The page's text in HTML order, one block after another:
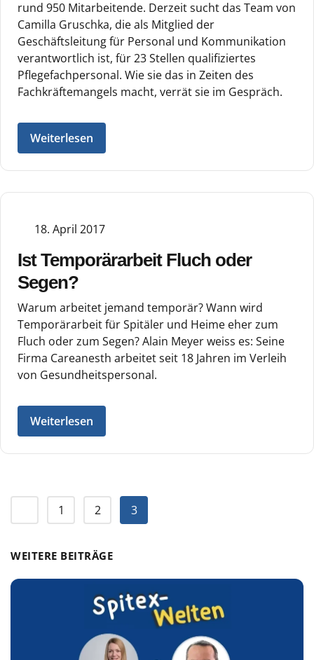
rund 950 Mitarbeitende. Derzeit sucht das Team von
Camilla Gruschka, die als Mitglied der
Geschäftsleitung für Personal und Kommunikation
verantwortlich ist, für 23 Stellen qualifiziertes
Pflegefachpersonal. Wie sie das in Zeiten des
Fachkräftemangels macht, verrät sie im Gespräch.
Weiterlesen
18. April 2017
Ist Temporärarbeit Fluch oder
Segen?
Warum arbeitet jemand temporär? Wann wird
Temporärarbeit für Spitäler und Heime eher zum
Fluch oder zum Segen? Alain Meyer weiss es: Seine
Firma Careanesth arbeitet seit 18 Jahren im Verleih
von Gesundheitspersonal.
Weiterlesen
1 2 3
WEITERE BEITRÄGE